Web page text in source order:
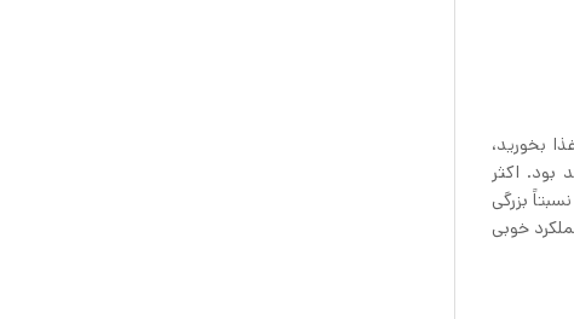
بخورید،
اکثر
بزرگی
خوبی